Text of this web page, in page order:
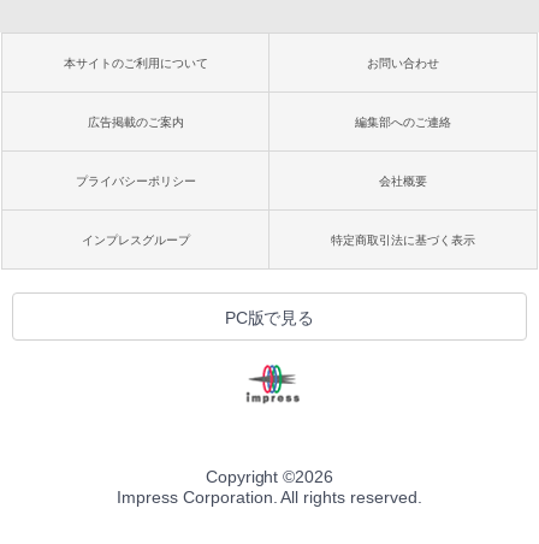
本サイトのご利用について お問い合わせ
広告掲載のご案内 編集部へのご連絡
プライバシーポリシー 会社概要
インプレスグループ 特定商取引法に基づく表示
PC版で見る
Copyright ©2026
Impress Corporation. All rights reserved.